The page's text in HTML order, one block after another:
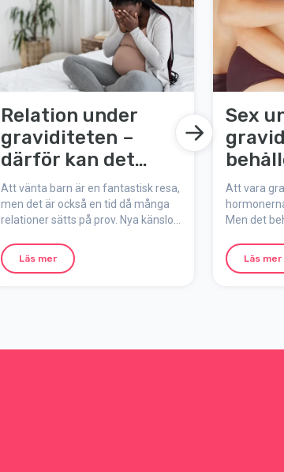
Relation under
graviditeten –
därför kan det
krisa och så hittar
ni tillbaka
Att vänta barn är en fantastisk resa,
men det är också en tid då många
relationer sätts på prov. Nya känslor,
förväntningar kan skapa konflikter
och osäkerhet. Här får ni veta varför
Läs mer
Sex
och
Att vara
Men det
inspiration
behålla
Läs mer